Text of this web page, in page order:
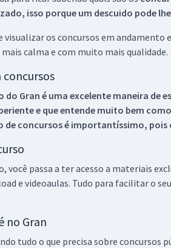
isso porque um descuido pode
visualizar os concursos em
calma e com muito mais qualidade.
concursos
do Gran é uma excelente maneira
e que entende muito bem
de concursos é importantíssimo,
você passa a ter acesso a materiais
e videoaulas. Tudo para facilitar o
no Gran
tudo o que precisa sobre